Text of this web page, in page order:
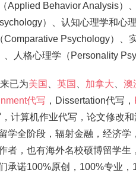
Applied Behavior Analysis）
）、认知心理学和心
Psychology）、
人格心理学（Personality
已为美国 英国 加拿大 澳
代写 ，Dissertation代写，
计算机作业代写，论文修改和
学全阶段，辐射金融，经济学
者，也有海外名校硕博留学生
诺100%原创，100%专业，